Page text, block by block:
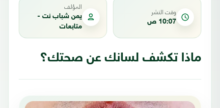
وقت النشر
10:07 ص
المؤلف
يمن شباب نت -
متابعات
ماذا تكشف لسانك عن صحتك؟